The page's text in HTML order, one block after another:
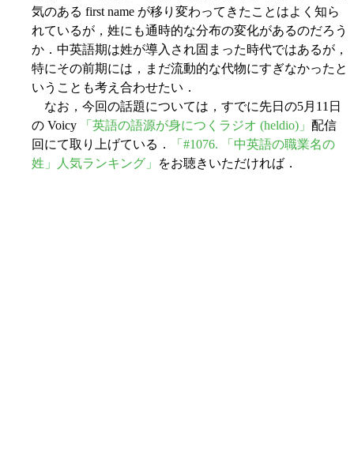
気のある first name が移り変わってきたことはよく知ら
れているが，姓にも通時的な分布の変化があるのだろう
か．中英語期は姓が導入され固まった時代ではあるが，
特にその前期には，まだ流動的な代物にすぎなかったと
いうことも考え合わせたい．
なお，今回の話題については，すでに先日の5月11日
の Voicy
「英語の語源が身につくラジオ (heldio)」 配信
回にて取り上げている．
「#1076. 「中英語の職業名の
姓」人気ランキング」
をお聴きいただければ．